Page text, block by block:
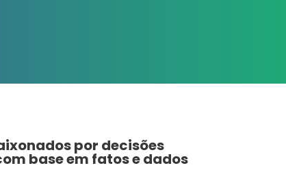
por decisões
base em fatos e dados